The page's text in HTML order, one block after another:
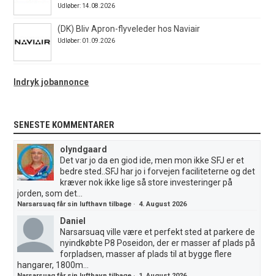
Udløber: 14.08.2026
(DK) Bliv Apron-flyveleder hos Naviair
Udløber: 01.09.2026
Indryk jobannonce
SENESTE KOMMENTARER
olyndgaard
Det var jo da en giod ide, men mon ikke SFJ er et
bedre sted..SFJ har jo i forvejen faciliteterne og det
kræver nok ikke lige så store investeringer på
jorden, som det...
Narsarsuaq får sin lufthavn tilbage ·4. August 2026
Daniel
Narsarsuaq ville være et perfekt sted at parkere de
nyindkøbte P8 Poseidon, der er masser af plads på
forpladsen, masser af plads til at bygge flere
hangarer, 1800m...